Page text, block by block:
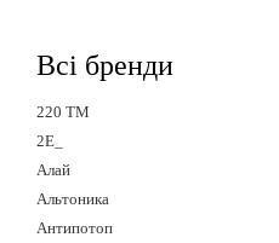
Всі бренди
220 TM
2E_
Алай
Альтоника
Антипотоп